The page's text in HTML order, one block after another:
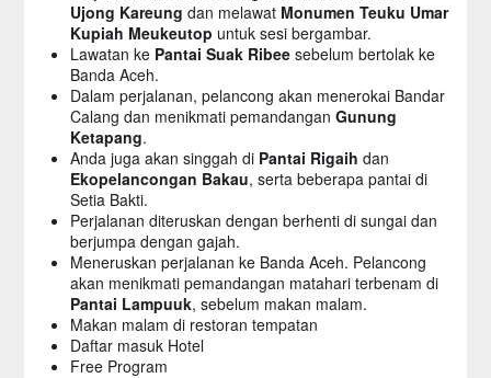
Ujong Kareung dan melawat Monumen Teuku Umar
Kupiah Meukeutop untuk sesi bergambar.
Lawatan ke Pantai Suak Ribeesebelum bertolak ke
Banda Aceh.
Dalam perjalanan, pelancong akan menerokai Bandar
Calang dan menikmati pemandangan Gunung
Ketapang.
Anda juga akan singgah di Pantai Rigaih dan
Ekopelancongan Bakau, serta beberapa pantai di
Setia Bakti.
Perjalanan diteruskan dengan berhenti di sungai dan
berjumpa dengan gajah.
Meneruskan perjalanan ke Banda Aceh. Pelancong
akan menikmati pemandangan matahari terbenam di
Pantai Lampuuk, sebelum makan malam.
Makan malam di restoran tempatan
Daftar masuk Hotel
Free Program